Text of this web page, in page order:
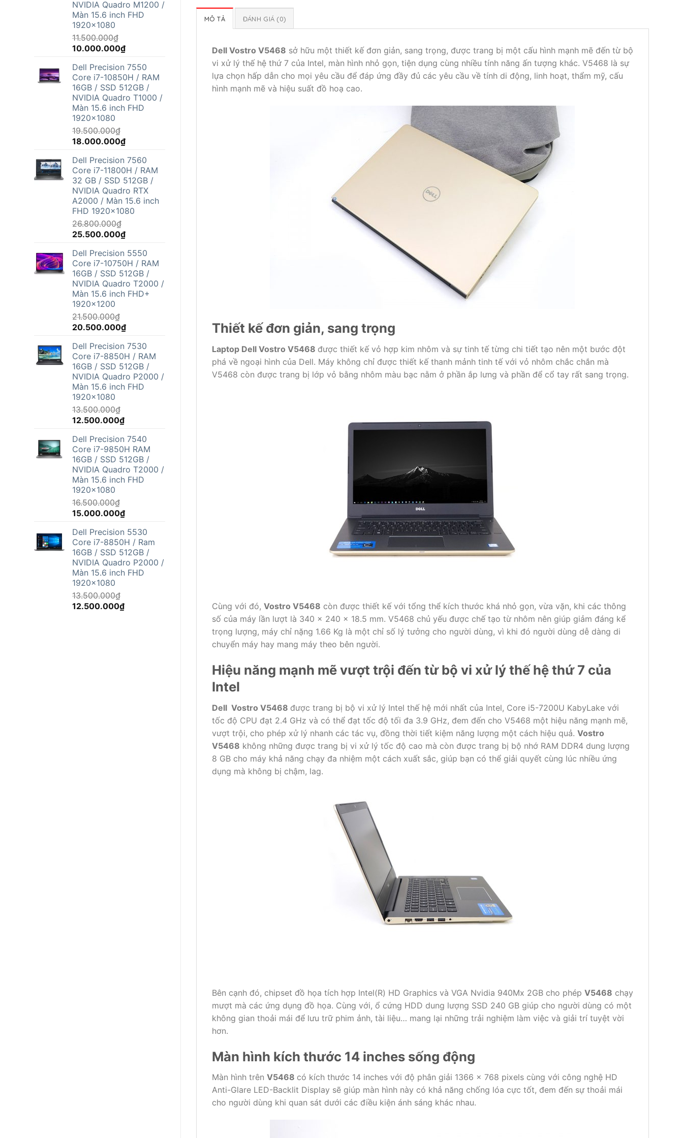
NVIDIA Quadro M1200 /
Màn 15.6 inch FHD
1920x1080
11.500.000₫
Giá
là:
11.500.000₫.
10.000.000₫Giá
tại
là:
10.000.000₫.
Dell Precision 7550
Core i7-10850H / RAM
16GB / SSD 512GB /
NVIDIA Quadro T1000 /
Màn 15.6 inch FHD
1920x1080
19.500.000₫
Giá
là:
19.500.000₫.
18.000.000₫Giá
tại
là:
18.000.000₫.
Dell Precision 7560
Core i7-11800H / RAM
32 GB / SSD 512GB /
NVIDIA Quadro RTX
A2000 / Màn 15.6 inch
FHD 1920x1080
26.800.000₫
Giá
là:
26.800.000₫.
25.500.000₫Giá
tại
là:
25.500.000₫.
Dell Precision 5550
Core i7-10750H / RAM
16GB / SSD 512GB /
NVIDIA Quadro T2000 /
Màn 15.6 inch FHD+
1920x1200
21.500.000₫
Giá
là:
21.500.000₫.
20.500.000₫Giá
tại
là:
20.500.000₫.
Dell Precision 7530
Core i7-8850H / RAM
16GB / SSD 512GB /
NVIDIA Quadro P2000 /
Màn 15.6 inch FHD
1920x1080
13.500.000₫
Giá
là:
13.500.000₫.
12.500.000₫Giá
tại
là:
12.500.000₫.
Dell Precision 7540
Core i7-9850H RAM
16GB / SSD 512GB /
NVIDIA Quadro T2000 /
Màn 15.6 inch FHD
1920x1080
16.500.000₫
Giá
là:
16.500.000₫.
15.000.000₫Giá
tại
là:
15.000.000₫.
Dell Precision 5530
Core i7-8850H / Ram
16GB / SSD 512GB /
NVIDIA Quadro P2000 /
Màn 15.6 inch FHD
1920x1080
13.500.000₫
Giá
12.500.000₫Giá
MÔ TẢ ĐÁNH GIÁ (0)
Dell Vostro V5468 sở hữu một thiết kế đơn giản, sang trọng, được trang bị một cấu hình mạnh mẽ đến từ bộ
vi xử lý thế hệ thứ 7 của Intel, màn hình nhỏ gọn, tiện dụng cùng nhiều tính năng ấn tượng khác. V5468 là sự
lựa chọn hấp dẫn cho mọi yêu cầu để đáp ứng đầy đủ các yêu cầu về tính di động, linh hoạt, thẩm mỹ, cấu
hình mạnh mẽ và hiệu suất đồ hoạ cao.
Thiết kế đơn giản, sang trọng
Laptop Dell Vostro V5468 được thiết kế vỏ hợp kim nhôm và sự tinh tế từng chi tiết tạo nên một bước đột
phá về ngoại hình của Dell. Máy không chỉ được thiết kế thanh mảnh tinh tế với vỏ nhôm chắc chắn mà
V5468 còn được trang bị lớp vỏ bằng nhôm màu bạc nằm ở phần ắp lưng và phần để cổ tay rất sang trọng.
Cùng với đó, Vostro V5468 còn được thiết kế với tổng thể kích thước khá nhỏ gọn, vừa vặn, khi các thông
số của máy lần lượt là 340 x 240 x 18.5 mm. V5468 chủ yếu được chế tạo từ nhôm nên giúp giảm đáng kể
trọng lượng, máy chỉ nặng 1.66 Kg là một chỉ số lý tưởng cho người dùng, vì khi đó người dùng dễ dàng di
chuyển máy hay mang máy theo bên người.
Hiệu năng mạnh mẽ vượt trội đến từ bộ vi xử lý thế hệ thứ 7 của
Intel
Dell Vostro V5468 được trang bị bộ vi xử lý Intel thế hệ mới nhất của Intel, Core i5-7200U KabyLake với
tốc độ CPU đạt 2.4 GHz và có thể đạt tốc độ tối đa 3.9 GHz, đem đến cho V5468 một hiệu năng mạnh mẽ,
vượt trội, cho phép xử lý nhanh các tác vụ, đồng thời tiết kiệm năng lượng một cách hiệu quả. Vostro
V5468 không những được trang bị vi xử lý tốc độ cao mà còn được trang bị bộ nhớ RAM DDR4 dung lượng
8 GB cho máy khả năng chạy đa nhiệm một cách xuất sắc, giúp bạn có thể giải quyết cùng lúc nhiều ứng
dụng mà không bị chậm, lag.
Bên cạnh đó, chipset đồ họa tích hợp Intel(R) HD Graphics và VGA Nvidia 940Mx 2GB cho phép V5468 chạy
mượt mà các ứng dụng đồ họa. Cùng với, ổ cứng HDD dung lượng SSD 240 GB giúp cho người dùng có một
không gian thoải mái để lưu trữ phim ảnh, tài liệu… mang lại những trải nghiệm làm việc và giải trí tuyệt vời
hơn.
Màn hình kích thước 14 inches sống động
Màn hình trên V5468 có kích thước 14 inches với độ phân giải 1366 x 768 pixels cùng với công nghệ HD
Anti-Glare LED-Backlit Display sẽ giúp màn hình này có khả năng chống lóa cực tốt, đem đến sự thoải mái
cho người dùng khi quan sát dưới các điều kiện ánh sáng khác nhau.